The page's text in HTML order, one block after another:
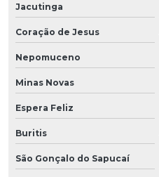
Jacutinga
Coração de Jesus
Nepomuceno
Minas Novas
Espera Feliz
Buritis
São Gonçalo do Sapucaí